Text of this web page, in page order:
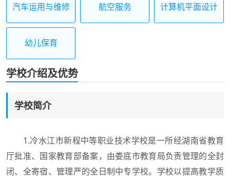
汽车运用与维修 航空服务 计算机平面设计
幼儿保育
学校介绍及优势
学校简介
1.冷水江市新程中等职业技术学校是一所经湖南省教育
厅批准、国家教育部备案，由娄底市教育局负责管理的全封
闭、全寄宿、管理严的全日制中专学校。学校以提高教学质